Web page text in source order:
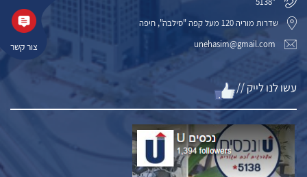
צור קשר
שדרות מוריה 120 מעל קפה "סילבה", חיפה
unehasim@gmail.com
עשו לנו לייק //